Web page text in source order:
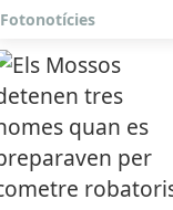
Fotonotícies